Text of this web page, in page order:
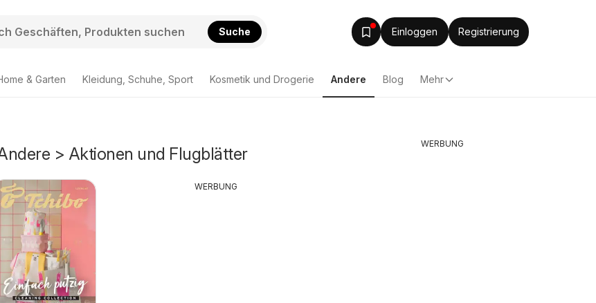
Suche Einloggen Registrierung
& Garten Kleidung, Schuhe, Sport Kosmetik und Drogerie Andere Blog Mehr
> Aktionen und Flugblätter
WERBUNG
WERBUNG